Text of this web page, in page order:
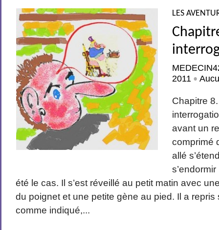
LES
2011 •
Chapitre
avant un
comprimé
allé
été le cas. Il s’est réveillé au petit matin avec
du poignet et une petite gène au pied. Il a
comme indiqué,...